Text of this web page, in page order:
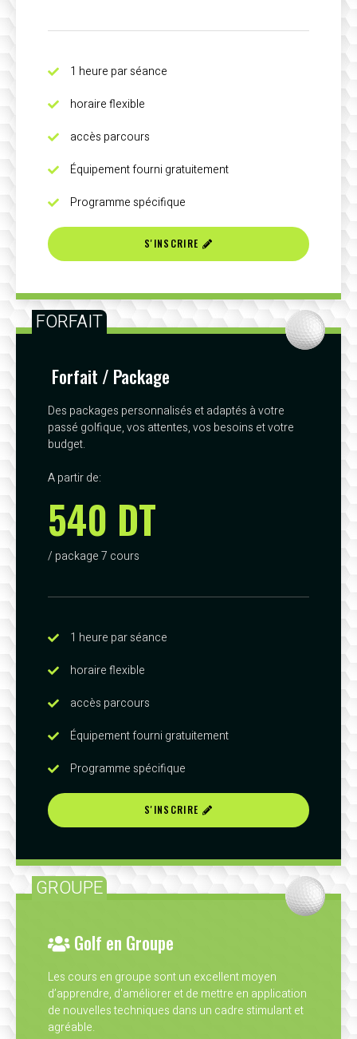
1 heure par séance
horaire flexible
accès parcours
Équipement fourni gratuitement
Programme spécifique
S'INSCRIRE
FORFAIT
Forfait / Package
Des packages personnalisés et adaptés à votre
passé golfique, vos attentes, vos besoins et votre
budget.
A partir de:
540 DT
/ package 7 cours
1 heure par séance
horaire flexible
accès parcours
Équipement fourni gratuitement
Programme spécifique
S'INSCRIRE
GROUPE
Golf en Groupe
Les cours en groupe sont un excellent moyen
d’apprendre, d'améliorer et de mettre en application
de nouvelles techniques dans un cadre stimulant et
agréable.